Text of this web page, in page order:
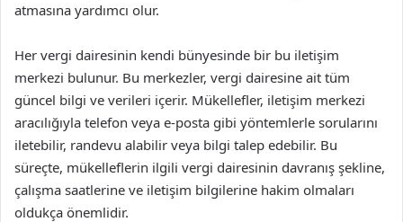
atmasına yardımcı olur.
Her vergi dairesinin kendi bünyesinde bir bu iletişim
merkezi bulunur. Bu merkezler, vergi dairesine ait tüm
güncel bilgi ve verileri içerir. Mükellefler, iletişim merkezi
aracılığıyla telefon veya e-posta gibi yöntemlerle sorularını
iletebilir, randevu alabilir veya bilgi talep edebilir. Bu
süreçte, mükelleflerin ilgili vergi dairesinin davranış şekline,
çalışma saatlerine ve iletişim bilgilerine hakim olmaları
oldukça önemlidir.